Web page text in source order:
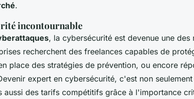
.
incontournable
, la cybersécurité est devenue une des
recherchent des freelances capables de
place des stratégies de prévention, ou encore
expert en cybersécurité, c'est non
aussi des tarifs compétitifs grâce à l'importance